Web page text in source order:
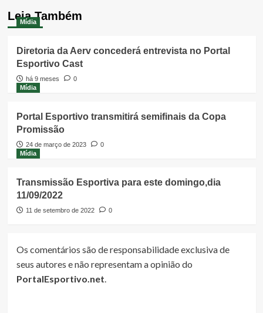
Leia Também
Mídia
Diretoria da Aerv concederá entrevista no Portal
Esportivo Cast
há 9 meses
0
Mídia
Portal Esportivo transmitirá semifinais da Copa
Promissão
24 de março de 2023
0
Mídia
Transmissão Esportiva para este domingo,dia
11/09/2022
11 de setembro de 2022 0
Os comentários são de responsabilidade exclusiva de
seus autores e não representam a opinião do
PortalEsportivo.net.